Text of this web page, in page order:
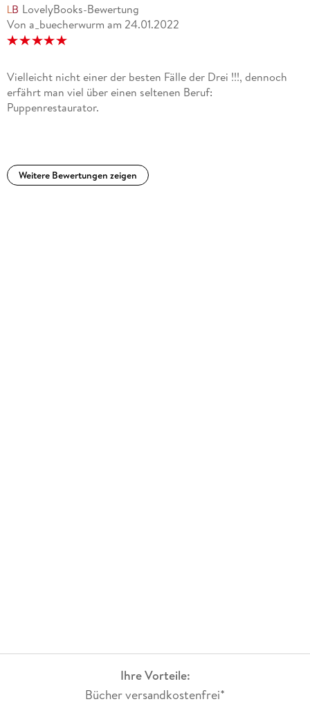
LovelyBooks-Bewertung
Von a_buecherwurm am 24.01.2022
Vielleicht nicht einer der besten Fälle der Drei !!!, dennoch
erfährt man viel über einen seltenen Beruf:
Puppenrestaurator.
Weitere Bewertungen zeigen
Ihre Vorteile:
Bücher versandkostenfrei*